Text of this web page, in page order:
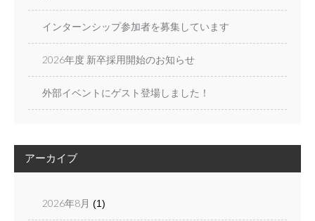
インターンシップ参加者を募集しています
2026年度 新卒採用開始のお知らせ
外部イベントにゲスト登場しました！
アーカイブ
2026年8月 (1)